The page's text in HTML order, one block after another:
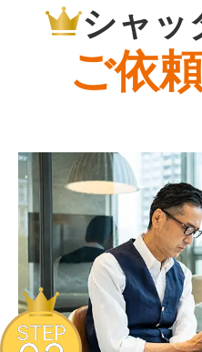
シャッ
ご依
STEP